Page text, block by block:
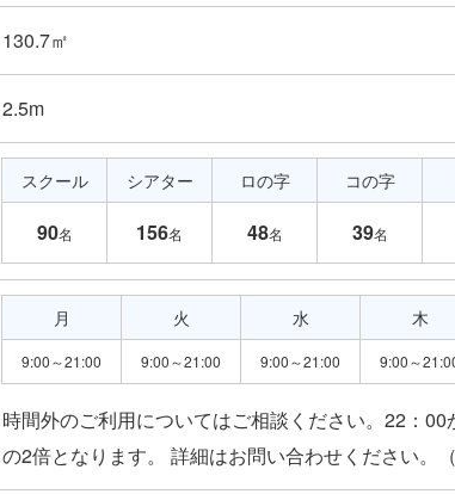
130.7㎡
2.5m
スクール
90名
シアター
156名
ロの字
48名
コの字
39名
月
9:00～21:00
火
9:00～21:00
水
9:00～21:00
木
9:00～
時間外のご利用についてはご相談ください。22：